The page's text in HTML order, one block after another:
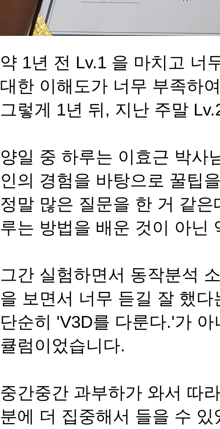
약 1년 전 Lv.1 을 마치고 너
대한 이해도가 너무 부족하
그렇게 1년 뒤, 지난 주말
양일 중 하루는 이효근 박사
인의 경험을 바탕으로 꿀팁
정말 많은 질문을 한 거 같
루는 방법을 배운 것이 아닌
그간 실험하면서 동작분석
을 보면서 너무 듣길 잘 했
단순히 'V3D를 다룬다.'가
큘럼이었습니다.
중간중간 과부하가 와서 따
분에 더 집중해서 들을 수 있